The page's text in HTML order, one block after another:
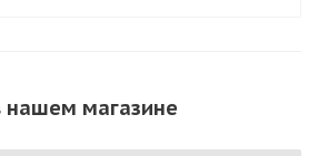
нашем магазине